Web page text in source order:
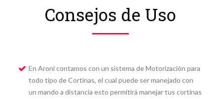
Consejos de Uso
En Aroni contamos con un sistema de Motorización para
todo tipo de Cortinas, el cual puede ser manejado con
un mando a distancia esto permitirá manejar tus cortinas